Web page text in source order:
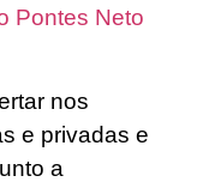
Pontes Neto
nos
e privadas e
a